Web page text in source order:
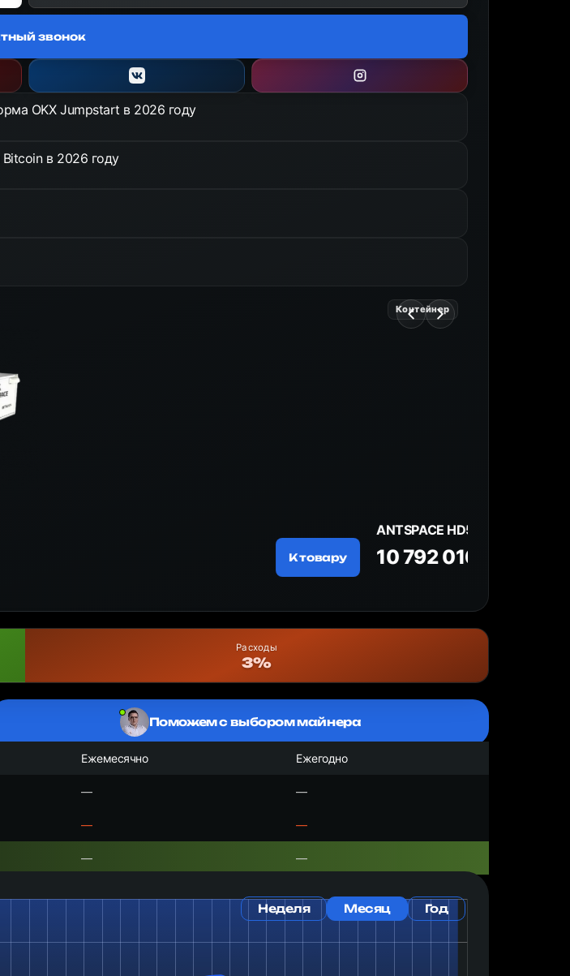
звонок
OKX Jumpstart в 2026 году
в 2026 году
К товару
Расходы
3%
Поможем с выбором майнера
Ежемесячно Ежегодно
— —
— —
— —
Неделя Месяц Год